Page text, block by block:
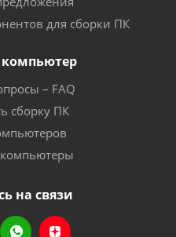
для сборки ПК
компьютер
– FAQ
сборку ПК
на связи